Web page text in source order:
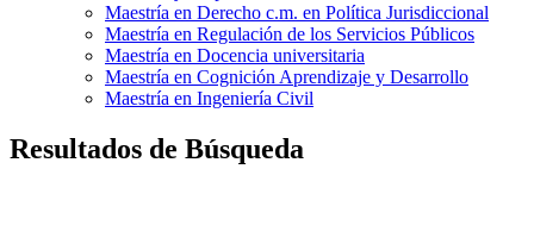
Maestría en Derecho c.m. en Política Jurisdiccional
Maestría en Regulación de los Servicios Públicos
Maestría en Docencia universitaria
Maestría en Cognición Aprendizaje y Desarrollo
Maestría en Ingeniería Civil
Resultados de Búsqueda